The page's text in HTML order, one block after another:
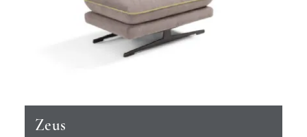
Zeus